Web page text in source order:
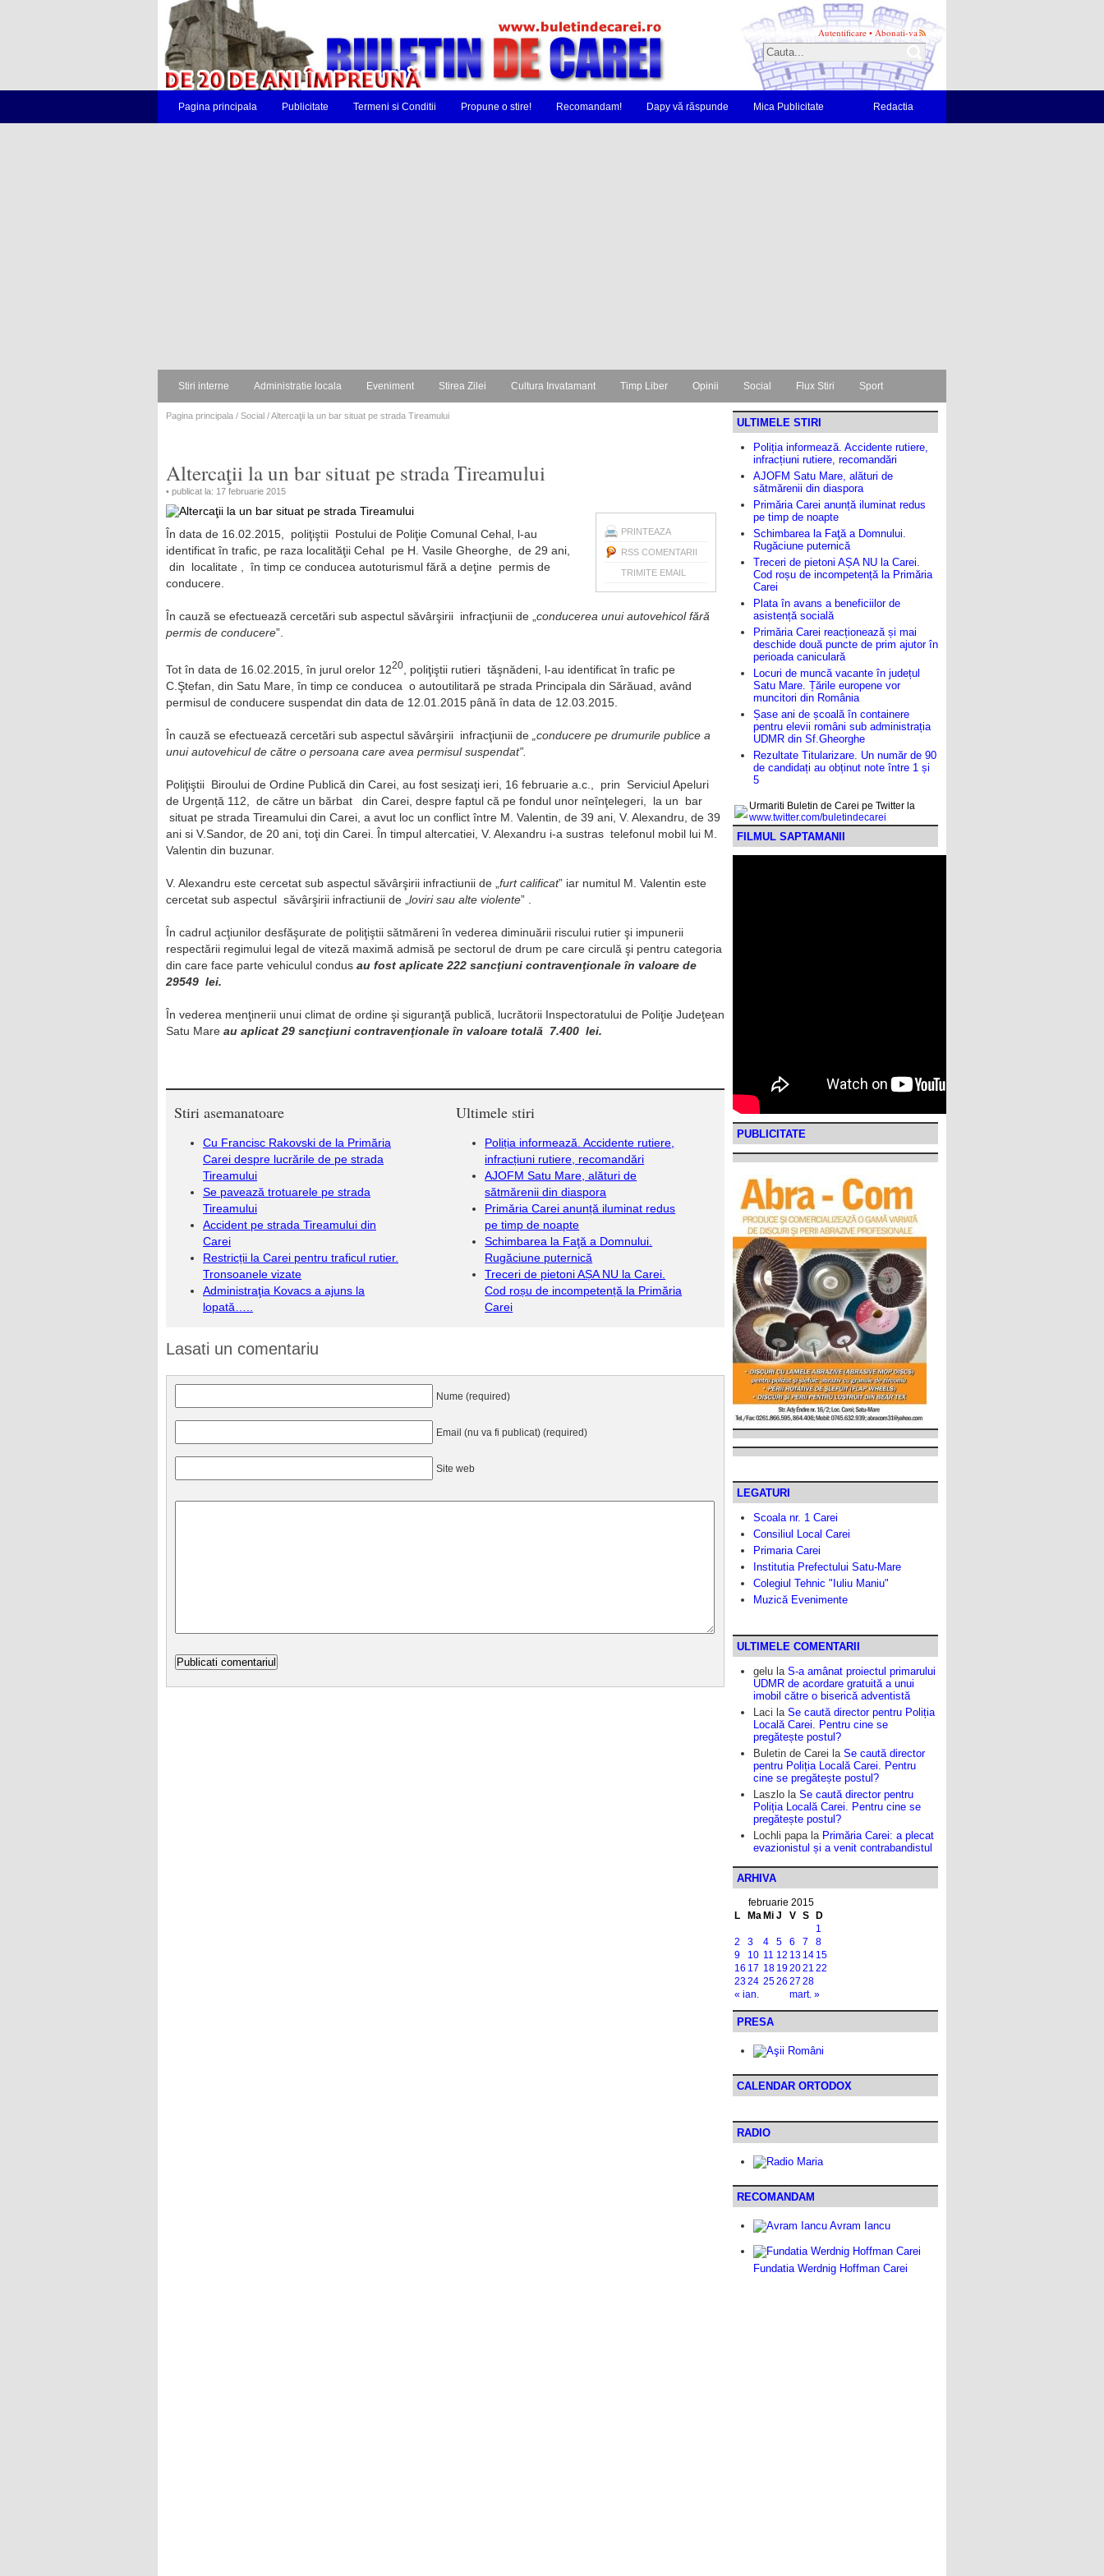
Autentificare • Abonati-va
Pagina principala Publicitate Termeni si Conditii Propune o stire! Recomandam! Dapy vă răspunde Mica Publicitate Redactia
Stiri interne Administratie locala Eveniment Stirea Zilei Cultura Invatamant Timp Liber Opinii Social Flux Stiri Sport
Pagina principala / Social / Altercaţii la un bar situat pe strada Tireamului
Altercaţii la un bar situat pe strada Tireamului
• publicat la: 17 februarie 2015
PRINTEAZA
RSS COMENTARII
TRIMITE EMAIL
În data de 16.02.2015, poliţiştii Postului de Poliţie Comunal Cehal, l-au
identificat în trafic, pe raza localităţii Cehal pe H. Vasile Gheorghe, de 29 ani,
din localitate , în timp ce conducea autoturismul fără a deţine permis de
conducere.
În cauză se efectuează cercetări sub aspectul săvârşirii infracţiunii de „ conducerea unui autovehicol fără
permis de conducere”.
Tot în data de 16.02.2015, în jurul orelor 1220
, poliţiştii rutieri tăşnădeni, l-au identificat în trafic pe
C.Ştefan, din Satu Mare, în timp ce conducea o autoutilitară pe strada Principala din Sărăuad, având
permisul de conducere suspendat din data de 12.01.2015 până în data de 12.03.2015.
În cauză se efectuează cercetări sub aspectul săvârşirii infracţiunii de „conducere pe drumurile publice a
unui autovehicul de către o persoana care avea permisul suspendat”.
Poliţiştii Biroului de Ordine Publică din Carei, au fost sesizaţi ieri, 16 februarie a.c., prin Serviciul Apeluri
de Urgență 112, de către un bărbat din Carei, despre faptul că pe fondul unor neînţelegeri, la un bar
situat pe strada Tireamului din Carei, a avut loc un conflict între M. Valentin, de 39 ani, V. Alexandru, de 39
ani si V.Sandor, de 20 ani, toţi din Carei. În timpul altercatiei, V. Alexandru i-a sustras telefonul mobil lui M.
Valentin din buzunar.
V. Alexandru este cercetat sub aspectul săvârşirii infractiunii de „ furt calificat” iar numitul M. Valentin este
cercetat sub aspectul săvârşirii infractiunii de „ loviri sau alte violente” .
În cadrul acţiunilor desfăşurate de poliţiştii sătmăreni în vederea diminuării riscului rutier şi impunerii
respectării regimului legal de viteză maximă admisă pe sectorul de drum pe care circulă şi pentru categoria
din care face parte vehiculul condus au fost aplicate 222 sancţiuni contravenţionale în valoare de
29549 lei.
În vederea menţinerii unui climat de ordine şi siguranţă publică, lucrătorii Inspectoratului de Poliţie Judeţean
Satu Mare au aplicat 29 sancţiuni contravenţionale în valoare totală 7.400 lei.
Stiri asemanatoare
Cu Francisc Rakovski de la Primăria
Carei despre lucrările de pe strada
Tireamului
Se pavează trotuarele pe strada
Tireamului
Accident pe strada Tireamului din
Carei
Restricții la Carei pentru traficul rutier.
Tronsoanele vizate
Administraţia Kovacs a ajuns la
lopată…..
Ultimele stiri
Poliția informează. Accidente rutiere,
infracțiuni rutiere, recomandări
AJOFM Satu Mare, alături de
sătmărenii din diaspora
Primăria Carei anunță iluminat redus
pe timp de noapte
Schimbarea la Faţă a Domnului.
Rugăciune puternică
Treceri de pietoni AȘA NU la Carei.
Cod roșu de incompetență la Primăria
Carei
Lasati un comentariu
Nume (required)
Email (nu va fi publicat) (required)
Site web
ULTIMELE STIRI
Poliția informează. Accidente rutiere,
infracțiuni rutiere, recomandări
AJOFM Satu Mare, alături de
sătmărenii din diaspora
Primăria Carei anunță iluminat redus
pe timp de noapte
Schimbarea la Faţă a Domnului.
Rugăciune puternică
Treceri de pietoni AȘA NU la Carei.
Cod roșu de incompetență la Primăria
Carei
Plata în avans a beneficiilor de
asistență socială
Primăria Carei reacționează și mai
deschide două puncte de prim ajutor în
perioada caniculară
Locuri de muncă vacante în județul
Satu Mare. Țările europene vor
muncitori din România
Șase ani de școală în containere
pentru elevii români sub administrația
UDMR din Sf.Gheorghe
Rezultate Titularizare. Un număr de 90
de candidați au obținut note între 1 și
5
Urmariti Buletin de Carei pe Twitter la
www.twitter.com/buletindecarei
FILMUL SAPTAMANII
PUBLICITATE
LEGATURI
Scoala nr. 1 Carei
Consiliul Local Carei
Primaria Carei
Institutia Prefectului Satu-Mare
Colegiul Tehnic "Iuliu Maniu"
Muzică Evenimente
ULTIMELE COMENTARII
gelu la S-a amânat proiectul primarului
UDMR de acordare gratuită a unui
imobil către o biserică adventistă
Laci la Se caută director pentru Poliția
Locală Carei. Pentru cine se
pregătește postul?
Buletin de Carei la Se caută director
pentru Poliția Locală Carei. Pentru
cine se pregătește postul?
Laszlo la Se caută director pentru
Poliția Locală Carei. Pentru cine se
pregătește postul?
Lochli papala Primăria Carei: a plecat
evazionistul și a venit contrabandistul
ARHIVA
februarie 2015
L
Ma Mi J V S D
« ian. mart. »
1
2
3 4 5 6 7
8
9
10 11 12 13 14 15
16 17 18 192021 22
2324 2526 27 28
PRESA
CALENDAR ORTODOX
RADIO
RECOMANDAM
Avram Iancu
Fundatia Werdnig Hoffman Carei